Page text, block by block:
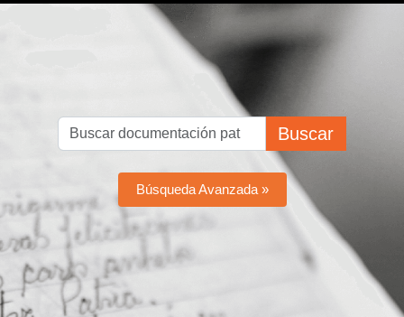
Buscar
Búsqueda Avanzada »